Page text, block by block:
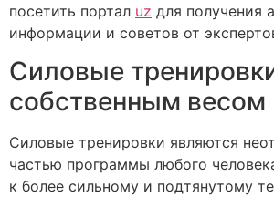
посетить портал uz для получения
информации и советов от
Силовые
собственным весом
Силовые тренировки являются
частью программы любого
к более сильному и подтянутому